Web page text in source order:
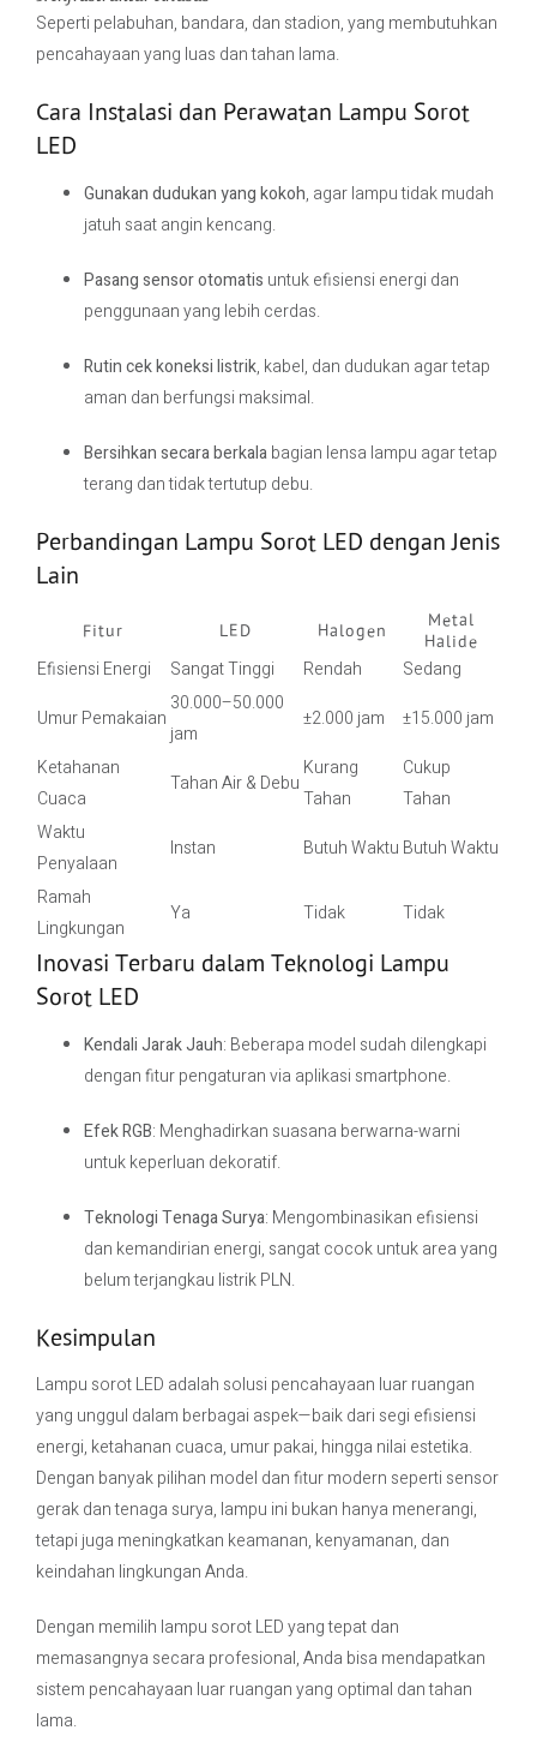
Seperti pelabuhan, bandara, dan stadion, yang membutuhkan
pencahayaan yang luas dan tahan lama.
Cara Instalasi dan Perawatan Lampu Sorot
LED
Gunakan dudukan yang kokoh, agar lampu tidak mudah
jatuh saat angin kencang.
Pasang sensor otomatis untuk efisiensi energi dan
penggunaan yang lebih cerdas.
Rutin cek koneksi listrik, kabel, dan dudukan agar tetap
aman dan berfungsi maksimal.
Bersihkan secara berkalabagian lensa lampu agar tetap
terang dan tidak tertutup debu.
Perbandingan Lampu Sorot LED dengan Jenis
Lain
Fitur LED Halogen
Metal
Halide
Efisiensi Energi Sangat Tinggi Rendah
Sedang
Umur Pemakaian
30.000–50.000
jam
±2.000 jam
±15.000 jam
Ketahanan
Cuaca
Tahan Air & Debu
Kurang
Tahan
Cukup
Tahan
Waktu
Penyalaan
Instan Butuh Waktu Butuh Waktu
Ramah
Lingkungan
Ya Tidak Tidak
Inovasi Terbaru dalam Teknologi Lampu
Sorot LED
Kendali Jarak Jauh: Beberapa model sudah dilengkapi
dengan fitur pengaturan via aplikasi smartphone.
Efek RGB: Menghadirkan suasana berwarna-warni
untuk keperluan dekoratif.
Teknologi Tenaga Surya: Mengombinasikan efisiensi
dan kemandirian energi, sangat cocok untuk area yang
belum terjangkau listrik PLN.
Kesimpulan
Lampu sorot LED adalah solusi pencahayaan luar ruangan
yang unggul dalam berbagai aspek—baik dari segi efisiensi
energi, ketahanan cuaca, umur pakai, hingga nilai estetika.
Dengan banyak pilihan model dan fitur modern seperti sensor
gerak dan tenaga surya, lampu ini bukan hanya menerangi,
tetapi juga meningkatkan keamanan, kenyamanan, dan
keindahan lingkungan Anda.
Dengan memilih lampu sorot LED yang tepat dan
memasangnya secara profesional, Anda bisa mendapatkan
sistem pencahayaan luar ruangan yang optimal dan tahan
lama.